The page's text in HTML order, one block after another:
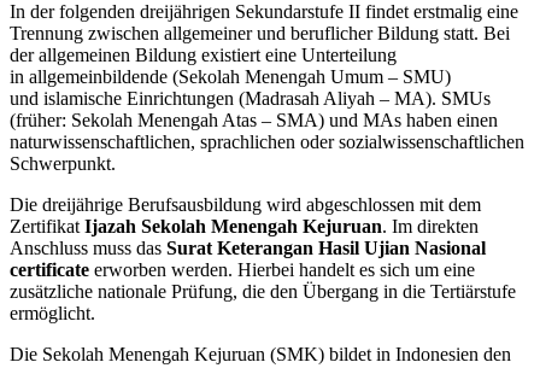
In der folgenden dreijährigen Sekundarstufe II findet erstmalig eine
Trennung zwischen allgemeiner und beruflicher Bildung statt. Bei
der allgemeinen Bildung existiert eine Unterteilung
in allgemeinbildende (Sekolah Menengah Umum – SMU)
und islamische Einrichtungen (Madrasah Aliyah – MA). SMUs
(früher: Sekolah Menengah Atas – SMA) und MAs haben einen
naturwissenschaftlichen, sprachlichen oder sozialwissenschaftlichen
Schwerpunkt.
Die dreijährige Berufsausbildung wird abgeschlossen mit dem
Zertifikat Ijazah Sekolah Menengah Kejuruan. Im direkten
Anschluss muss das Surat Keterangan Hasil Ujian Nasional
certificate erworben werden. Hierbei handelt es sich um eine
zusätzliche nationale Prüfung, die den Übergang in die Tertiärstufe
ermöglicht.
Die Sekolah Menengah Kejuruan (SMK) bildet in Indonesien den